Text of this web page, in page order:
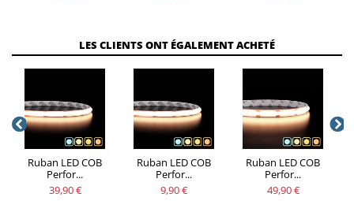
LES CLIENTS ONT ÉGALEMENT ACHETÉ
Ruban LED COB
Perfor...
39,90 €
Ruban LED COB
Perfor...
9,90 €
Ruban LED COB
Perfor...
49,90 €